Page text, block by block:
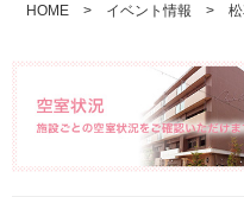
HOME > イベント情報 >